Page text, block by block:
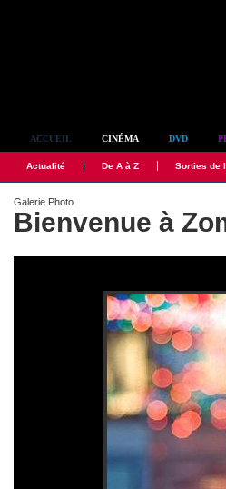
ACCUEIL CINÉMA DVD
Actualité De A à Z Sorties de
Galerie Photo
Bienvenue à